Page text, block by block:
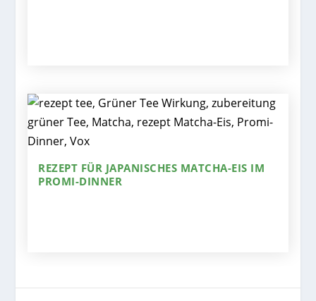
REZEPT FÜR JAPANISCHES MATCHA-EIS IM
PROMI-DINNER